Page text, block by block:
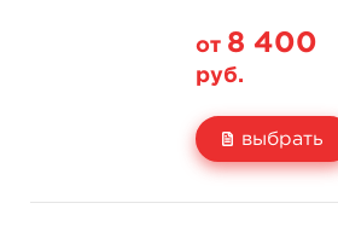
от 8 400
руб.
выбрать